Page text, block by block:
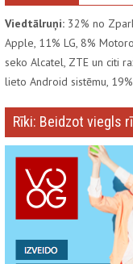
Viedtālruņi: 32% no
Apple, 11% LG, 8%
seko Alcatel, ZTE un citi
lieto Android sistēmu,
Rīki: Beidzot viegls